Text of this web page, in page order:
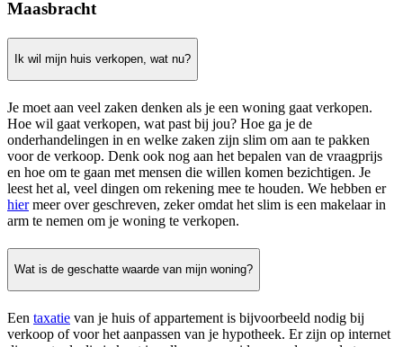
Maasbracht
Ik wil mijn huis verkopen, wat nu?
Je moet aan veel zaken denken als je een woning gaat verkopen.
Hoe wil gaat verkopen, wat past bij jou? Hoe ga je de
onderhandelingen in en welke zaken zijn slim om aan te pakken
voor de verkoop. Denk ook nog aan het bepalen van de vraagprijs
en hoe om te gaan met mensen die willen komen bezichtigen. Je
leest het al, veel dingen om rekening mee te houden. We hebben er
hiermeer over geschreven, zeker omdat het slim is een makelaar in
arm te nemen om je woning te verkopen.
Wat is de geschatte waarde van mijn woning?
Een taxatie van je huis of appartement is bijvoorbeeld nodig bij
verkoop of voor het aanpassen van je hypotheek. Er zijn op internet